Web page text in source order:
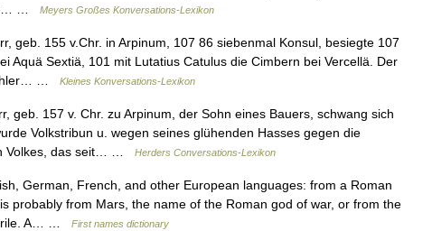
…
Meyers Großes Konversations-Lexikon
geb. 155 v.Chr. in Arpinum, 107 86 siebenmal Konsul, besiegte 107
Aquä Sextiä, 101 mit Lutatius Catulus die Cimbern bei Vercellä. Der
…
Kleines Konversations-Lexikon
geb. 157 v. Chr. zu Arpinum, der Sohn eines Bauers, schwang sich
Volkstribun u. wegen seines glühenden Hasses gegen die
Volkes, das seit… …
Herders Conversations-Lexikon
German, French, and other European languages: from a Roman
probably from Mars, the name of the Roman god of war, or from the
A… …
First names dictionary